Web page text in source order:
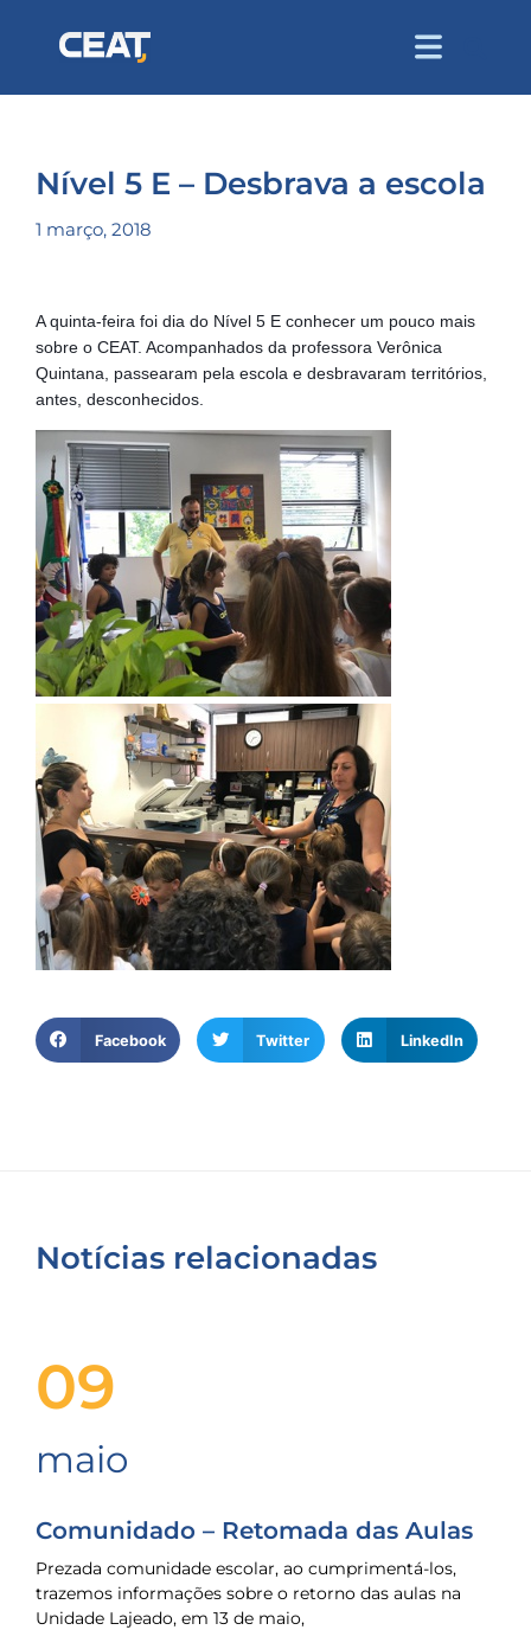
Nível 5 E – Desbrava a escola
1 março, 2018
A quinta-feira foi dia do Nível 5 E conhecer um pouco mais
sobre o CEAT. Acompanhados da professora Verônica
Quintana, passearam pela escola e desbravaram territórios,
antes, desconhecidos.
Facebook Twitter LinkedIn
Notícias relacionadas
09
maio
Comunidado – Retomada das Aulas
Prezada comunidade escolar, ao cumprimentá-los,
trazemos informações sobre o retorno das aulas na
Unidade Lajeado, em 13 de maio,